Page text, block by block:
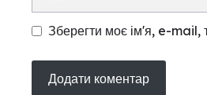
Зберегти моє ім'я, e-mail,